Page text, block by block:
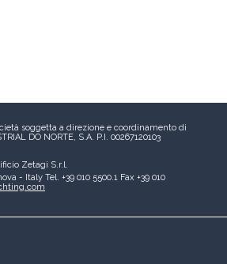
soggetta a direzione e coordinamento di
DO NORTE, S.A. P.I. 00267120103
Zetagi S.r.l.
- Italy Tel. +39 010 5500.1 Fax +39 010